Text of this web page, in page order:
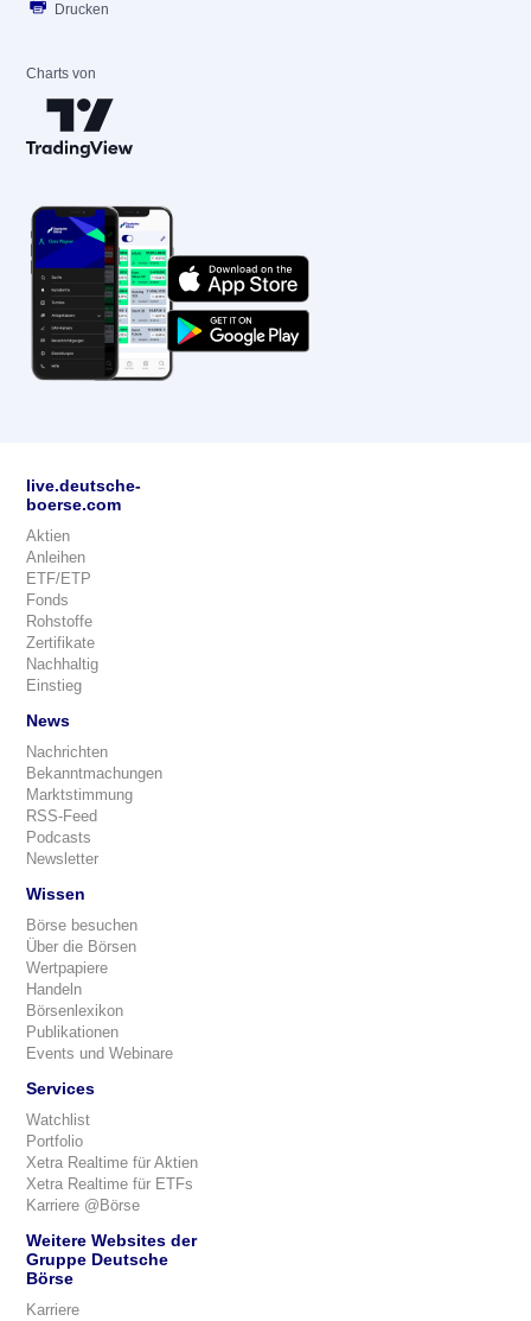
Drucken
Charts von
live.deutsche-
boerse.com
Aktien
Anleihen
ETF/ETP
Fonds
Rohstoffe
Zertifikate
Nachhaltig
Einstieg
News
Nachrichten
Bekanntmachungen
Marktstimmung
RSS-Feed
Podcasts
Newsletter
Wissen
Börse besuchen
Über die Börsen
Wertpapiere
Handeln
Börsenlexikon
Publikationen
Events und Webinare
Services
Watchlist
Portfolio
Xetra Realtime für Aktien
Xetra Realtime für ETFs
Karriere @Börse
Weitere Websites der
Gruppe Deutsche
Börse
Karriere